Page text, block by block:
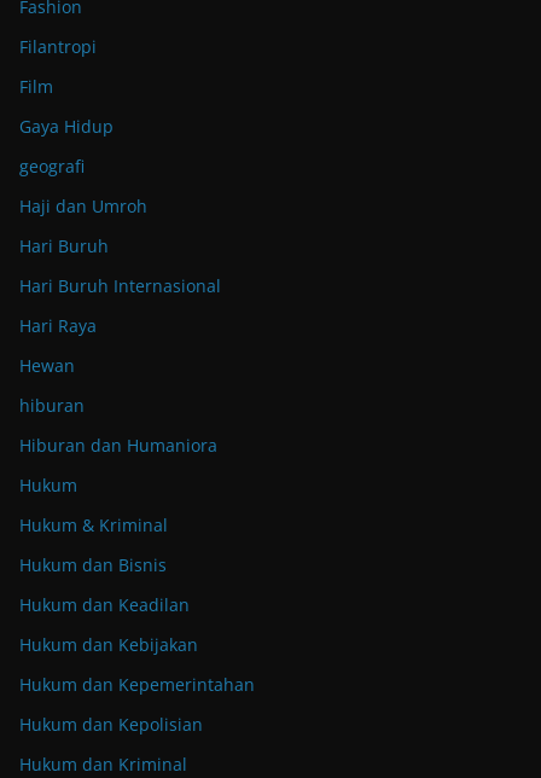
Fashion
Filantropi
Film
Gaya Hidup
geografi
Haji dan Umroh
Hari Buruh
Hari Buruh Internasional
Hari Raya
Hewan
hiburan
Hiburan dan Humaniora
Hukum
Hukum & Kriminal
Hukum dan Bisnis
Hukum dan Keadilan
Hukum dan Kebijakan
Hukum dan Kepemerintahan
Hukum dan Kepolisian
Hukum dan Kriminal